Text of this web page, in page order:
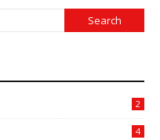
2
4